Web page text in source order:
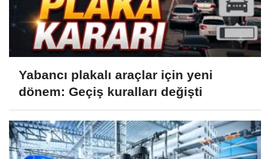
Yabancı plakalı araçlar için yeni
dönem: Geçiş kuralları değişti